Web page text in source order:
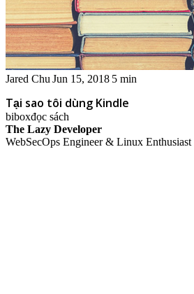
Jared Chu Jun 15, 2018 5 min
Tại sao tôi dùng Kindle
biboxđọc sách
The Lazy Developer
WebSecOps Engineer & Linux Enthusiast